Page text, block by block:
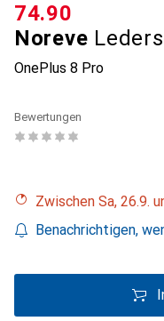
Noreve
OnePlus 8 Pro
CHF
74.90
Bewertungen
Zwischen Sa, 26.9.
Benachrichtigen,